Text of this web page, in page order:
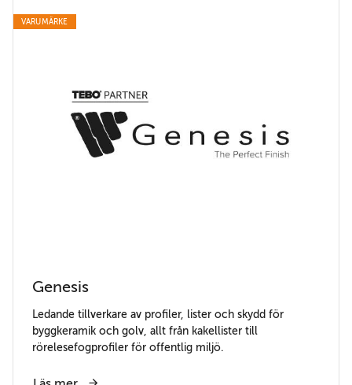
VARUMÄRKE
Genesis
Ledande tillverkare av profiler, lister och skydd för
byggkeramik och golv, allt från kakellister till
rörelesefogprofiler för offentlig miljö.